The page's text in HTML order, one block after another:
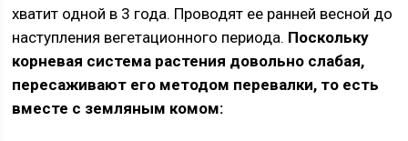
хватит одной в 3 года. Проводят ее ранней весной до
наступления вегетационного периода. Поскольку
корневая система растения довольно слабая,
пересаживают его методом перевалки, то есть
вместе с земляным комом: